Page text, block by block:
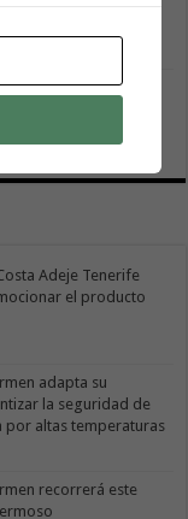
que sostiene el
Adeje Tenerife
el producto
adapta su
la seguridad de
por altas temperaturas
recorrerá este